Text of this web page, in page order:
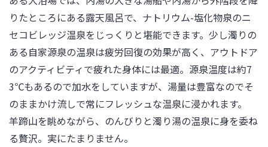
りたところにある露天風呂で、ナトリウム-塩化物泉のニ
セコビレッジ温泉をじっくりと堪能できます。少し濁りの
ある自家源泉の温泉は疲労回復の効果が高く、アウトドア
のアクティビティで疲れた身体には最適。源泉温度は約7
3℃もあるので加水をしていますが、湯量は豊富なのでそ
のままかけ流しで常にフレッシュな温泉に浸かれます。
羊蹄山を眺めながら、のんびりと濁り湯の温泉に身を委ね
る贅沢。実にたまりません。